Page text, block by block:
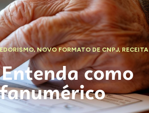
,NOVO FORMATO DE CNPJ,RECEITA
como